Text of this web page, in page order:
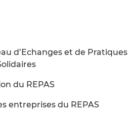
d’Echanges et de Pratiques
du REPAS
entreprises du REPAS